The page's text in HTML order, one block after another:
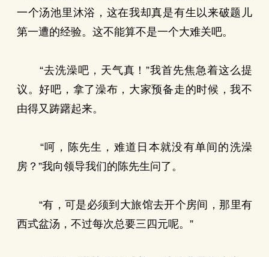
一个汤池里沐浴，这在我却真是有生以来破题儿
第一遭的经验。这不能算不是一个大难关吧。
“去洗澡吧，天气真！”我首先焦急着这么提
议。好吧，拿了澡布，大家预备走的时候，我不
由得又踌躇起来。
“呵，陈先生，难道日本就没有单间的洗澡
房？”我向领导我们的陈先生问了。
“有，可是必须到大旅馆去开个房间，那里有
西式盆汤，不过每次总要三四元呢。”